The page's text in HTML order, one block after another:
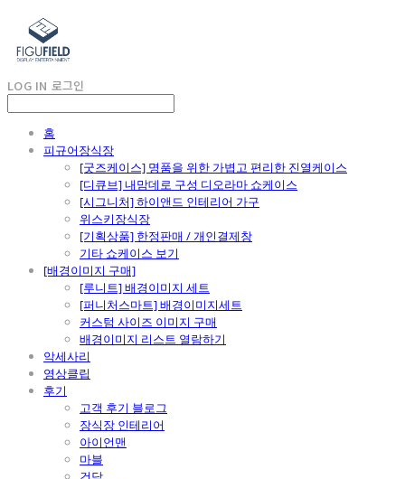
LOG IN 로그인
홈
피규어장식장
[굿즈케이스] 명품을 위한 가볍고 편리한 진열케이스
[디큐브] 내맘데로 구성 디오라마 쇼케이스
[시그니처] 하이앤드 인테리어 가구
위스키장식장
[기획상품] 한정판매 / 개인결제창
기타 쇼케이스 보기
[배경이미지 구매]
[루니트] 배경이미지 세트
[퍼니처스마트] 배경이미지세트
커스텀 사이즈 이미지 구매
배경이미지 리스트 열람하기
악세사리
영상클립
후기
고객 후기 블로그
장식장 인테리어
아이언맨
마블